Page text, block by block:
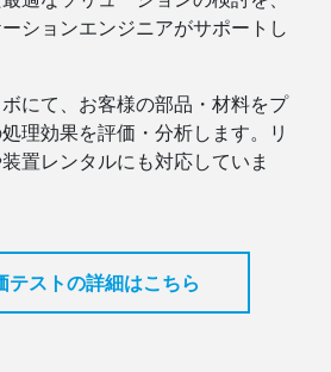
ションエンジニアがサポートし
にて、お客様の部品・材料をプ
理効果を評価・分析します。リ
置レンタルにも対応していま
テストの詳細はこちら